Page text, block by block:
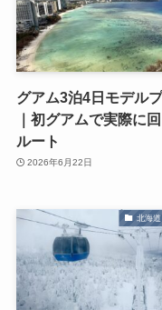
グアム3泊4日モデル
｜初グアムで実際に
ルート
2026年6月22日
北海